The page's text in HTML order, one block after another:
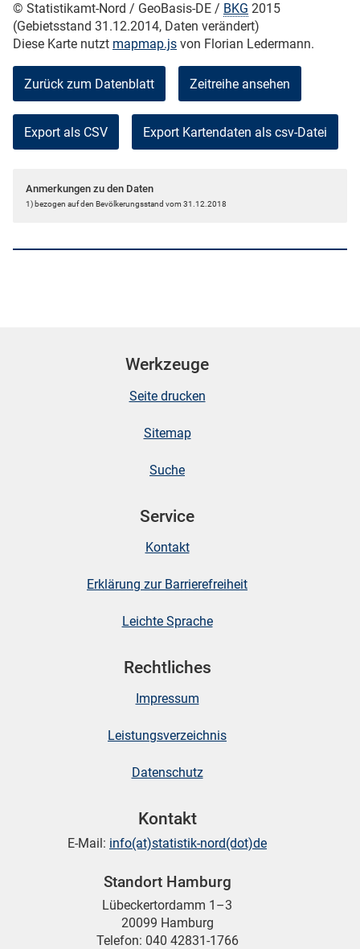
© Statistikamt-Nord / GeoBasis-DE / BKG 2015
(Gebietsstand 31.12.2014, Daten verändert)
Diese Karte nutzt mapmap.js von Florian Ledermann.
Zurück zum Datenblatt Zeitreihe ansehen
Export als CSV
Anmerkungen zu den Daten
1) bezogen auf den Bevölkerungsstand vom 31.12.2018
Werkzeuge
Seite drucken
Sitemap
Suche
Service
Kontakt
Erklärung zur Barrierefreiheit
Leichte Sprache
Rechtliches
Impressum
Leistungsverzeichnis
Datenschutz
Kontakt
E-Mail: info(at)statistik-nord(dot)de
Standort Hamburg
Lübeckertordamm 1–3
20099 Hamburg
Telefon: 040 42831-1766